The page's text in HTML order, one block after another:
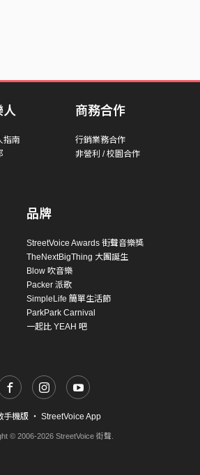
人
指南
商務合作
行銷業務合作
非營利 / 校園合作
品牌
StreetVoice Awards 街聲音樂獎
TheNextBigThing 大團誕生
Blow 吹音樂
Packer 派歌
SimpleLife 簡單生活節
ParkPark Carnival
一起比 YEAH 吧
手機版 ・ StreetVoice App
© 2006-2026 StreetVoice 街聲.